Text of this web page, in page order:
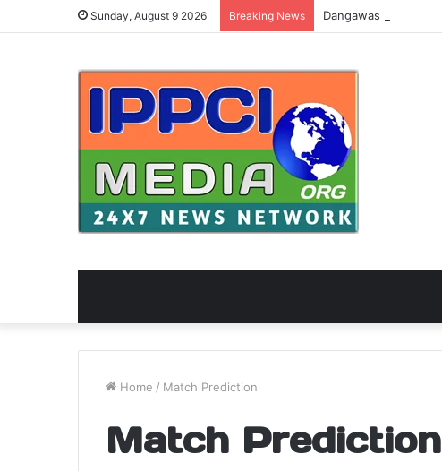
Sunday, August 9 2026 Breaking News
Home / Match Prediction
Match Prediction